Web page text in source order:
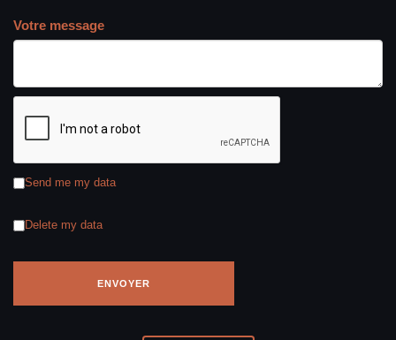
Votre message
Send me my data
Delete my data